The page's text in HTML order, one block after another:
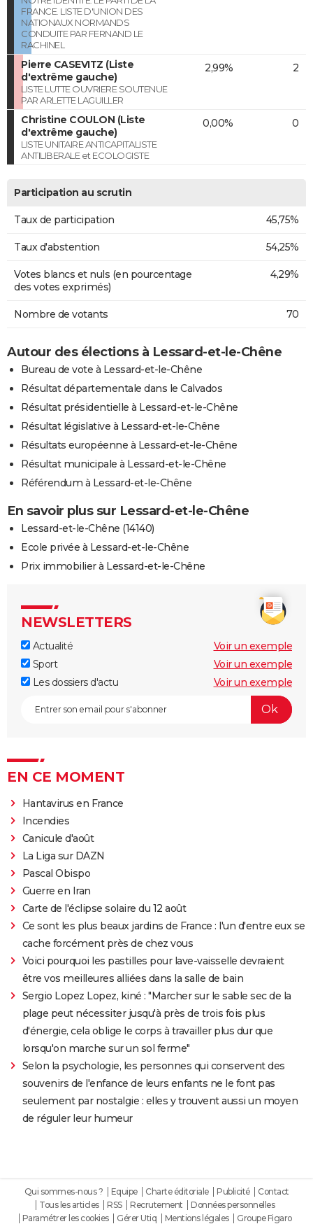
FRANCE. LISTE D'UNION DES
NATIONAUX NORMANDS
CONDUITE PAR FERNAND LE
RACHINEL
Pierre CASEVITZ (Liste
d'extrême gauche)
LISTE LUTTE OUVRIERE SOUTENUE
PAR ARLETTE LAGUILLER
2,99% 2
Christine COULON (Liste
d'extrême gauche)
LISTE UNITAIRE ANTICAPITALISTE
ANTILIBERALE et ECOLOGISTE
0,00% 0
Participation au scrutin
Taux de participation 45,75%
Taux d'abstention 54,25%
Votes blancs et nuls (en pourcentage
des votes exprimés)
4,29%
Nombre de votants 70
Autour des élections à Lessard-et-le-Chêne
Bureau de vote à Lessard-et-le-Chêne
Résultat départementale dans le Calvados
Résultat présidentielle à Lessard-et-le-Chêne
Résultat législative à Lessard-et-le-Chêne
Résultats européenne à Lessard-et-le-Chêne
Résultat municipale à Lessard-et-le-Chêne
Référendum à Lessard-et-le-Chêne
En savoir plus sur Lessard-et-le-Chêne
Lessard-et-le-Chêne (14140)
Ecole privée à Lessard-et-le-Chêne
Prix immobilier à Lessard-et-le-Chêne
NEWSLETTERS
Actualité
Voir un exemple
Sport
Voir un exemple
Les dossiers d'actu
Voir un exemple
EN CE MOMENT
Hantavirus en France
Incendies
Canicule d'août
La Liga sur DAZN
Pascal Obispo
Guerre en Iran
Carte de l'éclipse solaire du 12 août
Ce sont les plus beaux jardins de France : l'un d'entre eux se
cache forcément près de chez vous
Voici pourquoi les pastilles pour lave-vaisselle devraient
être vos meilleures alliées dans la salle de bain
Sergio Lopez Lopez, kiné : "Marcher sur le sable sec de la
plage peut nécessiter jusqu'à près de trois fois plus
d'énergie, cela oblige le corps à travailler plus dur que
lorsqu'on marche sur un sol ferme"
Selon la psychologie, les personnes qui conservent des
souvenirs de l'enfance de leurs enfants ne le font pas
seulement par nostalgie : elles y trouvent aussi un moyen
de réguler leur humeur
Qui sommes-nous ? Equipe Charte éditoriale Publicité
Contact
Tous les articles
RSS Recrutement
Données personnelles
Paramétrer les cookies
Gérer Utiq Mentions légales Groupe Figaro